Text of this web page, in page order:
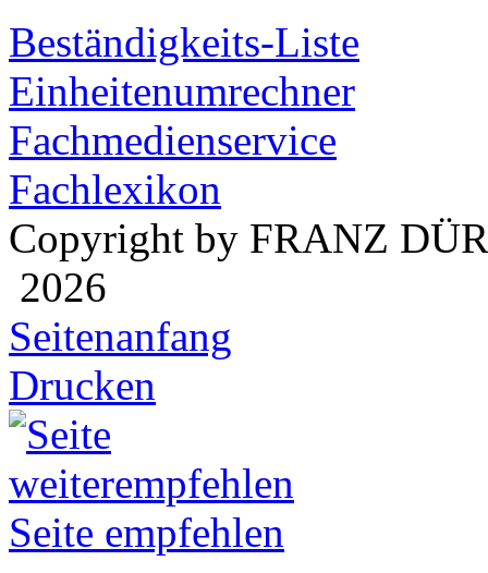
Beständigkeits-Liste
Einheitenumrechner
Fachmedienservice
Fachlexikon
Copyright by FRANZ
2026
Seitenanfang
Drucken
Seite empfehlen